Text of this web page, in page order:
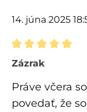
14. júna 2025
Recenzia s
Zázrak
Práve včera
povedať, že